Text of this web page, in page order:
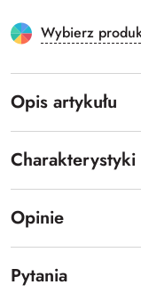
Wybierz
Opis artykułu
Charakterystyki
Opinie
Pytania